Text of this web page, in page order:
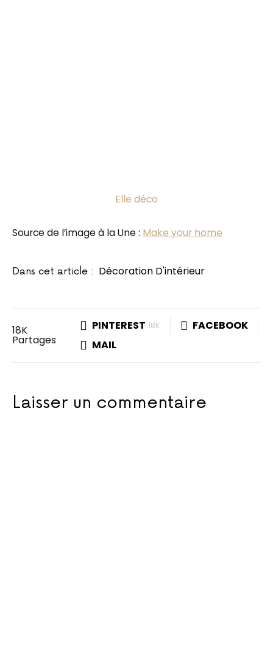
Elle déco
Source de l’image à la Une : Make your home
Dans cet article : Décoration D'intérieur
18K
Partages
PINTEREST 18K
FACEBOOK
MAIL
Laisser un commentaire